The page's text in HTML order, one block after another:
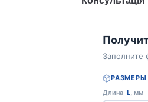
Заполните
Длина L, мм